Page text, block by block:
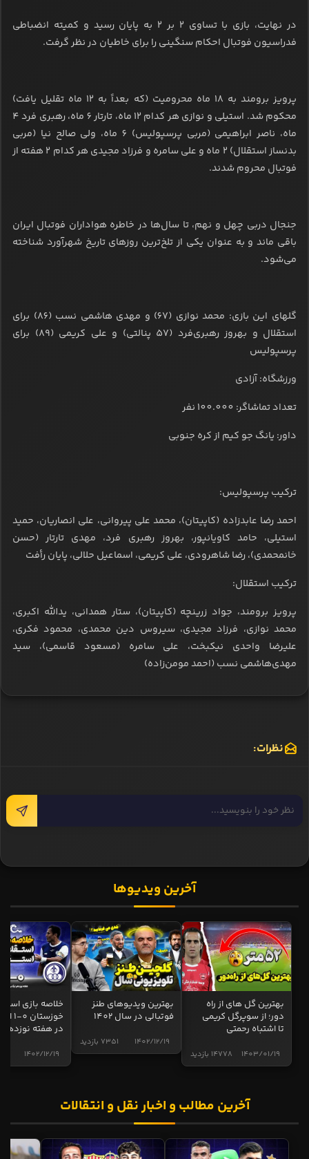
در نهایت، بازی با تساوی 2 بر 2 به پایان رسید و کمیته انضباطی
فدراسیون فوتبال احکام سنگینی را برای خاطیان در نظر گرفت.
پرویز برومند به 18 ماه محرومیت (که بعداً به 12 ماه تقلیل یافت)
محکوم شد. استیلی و نوازی هر کدام 12 ماه، تارتار 6 ماه، رهبری فرد 4
ماه، ناصر ابراهیمی (مربی پرسپولیس) 6 ماه، ولی صالح نیا (مربی
بدنساز استقلال) 2 ماه و علی سامره و فرزاد مجیدی هر کدام 2 هفته از
فوتبال محروم شدند.
جنجال دربی چهل و نهم، تا سال‌ها در خاطره هواداران فوتبال ایران
باقی ماند و به عنوان یکی از تلخ‌ترین روزهای تاریخ شهرآورد شناخته
می‌شود.
گلهای این بازی: محمد نوازی (67) و مهدی هاشمی نسب (86) برای
استقلال و بهروز رهبری‌فرد (57 پنالتی) و علی کریمی (89) برای
پرسپولیس
ورزشگاه: آزادی
تعداد تماشاگر: 100.000 نفر
داور: یانگ جو کیم از کره جنوبی
ترکیب پرسپولیس:
احمد رضا عابدزاده (کاپیتان)، محمد علی پیروانی، علی انصاریان، حمید
استیلی، حامد کاویانپور، بهروز رهبری فرد، مهدی تارتار (حسن
خانمحمدی)، رضا شاهرودی، علی کریمی، اسماعیل حلالی، پایان رأفت
ترکیب استقلال:
پرویز برومند، جواد زرینچه (کاپیتان)، ستار همدانی، یدالله اکبری،
محمد نوازی، فرزاد مجیدی، سیروس دین محمدی، محمود فکری،
علیرضا واحدی نیکبخت، علی سامره (مسعود قاسمی)، سید
مهدی‌هاشمی نسب (احمد مومن‌زاده)
نظرات:
آخرین ویدیوها
بهترین گل های از راه
دور؛ از سوپرگل کریمی
تا اشتباه رحمتی
14778 بازدید 1403/01/19
بهترین ویدیوهای طنز
فوتبالی در سال 1402
7351 بازدید 1402/12/19
خلاصه بازی
در هفته نوزدهم
1402/12/19
آخرین مطالب و اخبار نقل و انتقالات